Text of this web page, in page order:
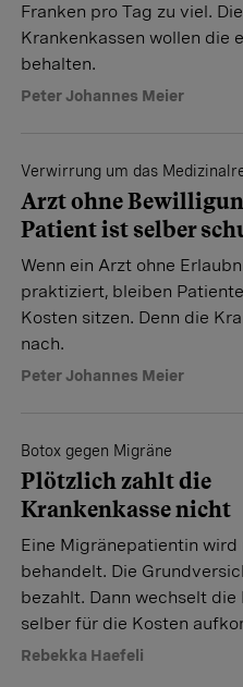
Franken pro Tag zu viel. Die
Krankenkassen wollen die
behalten.
Peter Johannes Meier
Verwirrung um das
Arzt ohne
Patient ist selber
Wenn ein Arzt ohne
praktiziert, bleiben
Kosten sitzen. Denn die
nach.
Peter Johannes Meier
Botox gegen Migräne
Plötzlich zahlt die
Krankenkasse nicht
Eine Migränepatientin wird
behandelt. Die
bezahlt. Dann wechselt
selber für die Kosten
Rebekka Haefeli